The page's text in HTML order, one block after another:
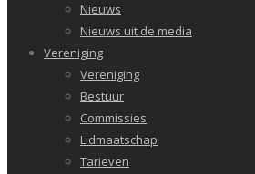
Nieuws
Nieuws uit de media
Vereniging
Vereniging
Bestuur
Commissies
Lidmaatschap
Tarieven